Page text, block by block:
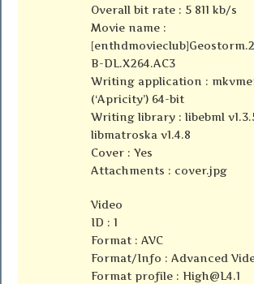
Overall bit rate : 5 811 kb/s
Movie name :
B-DL.X264.AC3
Writing application :
(‘Apricity’) 64-bit
Writing library : libebml
libmatroska v1.4.8
Cover : Yes
Attachments : cover.jpg
Video
ID : 1
Format : AVC
Format/Info : Advanced
Format profile :High@L4.1